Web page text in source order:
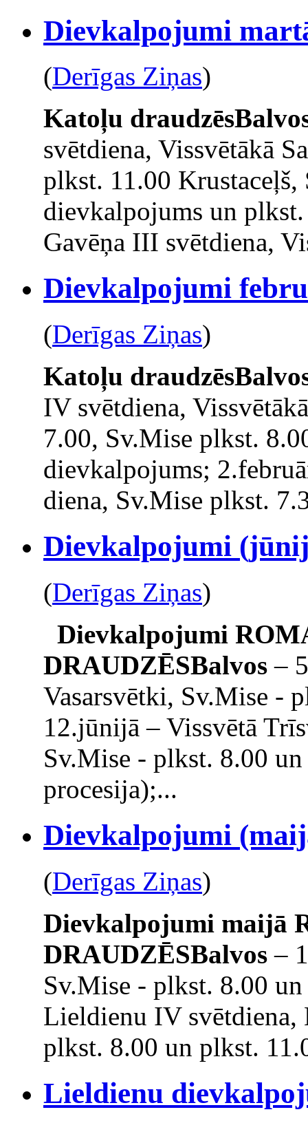
Dievkalpojumi
(Derīgas Ziņas)
Katoļu draudzēs
svētdiena, Vissvētākā
plkst. 11.00 Krustaceļš,
dievkalpojums un plkst.
Gavēņa III svētdiena,
Dievkalpojumi
(Derīgas Ziņas)
Katoļu draudzēs
IV svētdiena,
7.00, Sv.Mise plkst.
dievkalpojums;
diena, Sv.Mise plkst.
Dievkalpojumi
(Derīgas Ziņas)
Dievkalpojumi
DRAUDZĒSBalvos –
Vasarsvētki, Sv.Mise -
12.jūnijā – Vissvētā
Sv.Mise - plkst. 8.00
procesija);...
Dievkalpojumi
(Derīgas Ziņas)
Dievkalpojumi maijā
DRAUDZĒSBalvos –
Sv.Mise - plkst. 8.00
Lieldienu IV svētdiena,
plkst. 8.00 un plkst.
Lieldienu